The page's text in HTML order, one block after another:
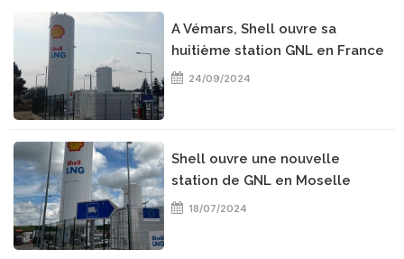
A Vémars, Shell ouvre sa
huitième station GNL en France
24/09/2024
Shell ouvre une nouvelle
station de GNL en Moselle
18/07/2024